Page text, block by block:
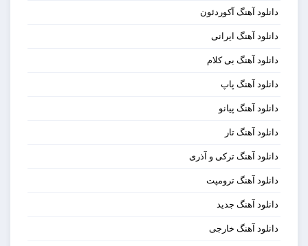
دانلود آهنگ آکوردئون
دانلود آهنگ ایرانی
دانلود آهنگ بی کلام
دانلود آهنگ پاپ
دانلود آهنگ پیانو
دانلود آهنگ تار
دانلود آهنگ ترکی و آذری
دانلود آهنگ ترومپت
دانلود آهنگ جدید
دانلود آهنگ خارجی